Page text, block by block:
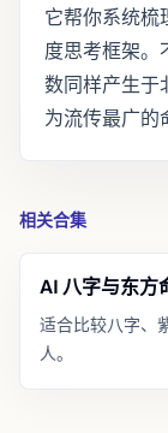
它帮你系统梳
度思考框架。
数同样产生于
为流传最广的
相关合集
AI 八字与东方
适合比较八字、
人。